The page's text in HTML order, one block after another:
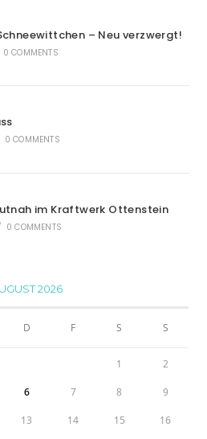
– Neu verzwergt!
0 COMMENTS
0 COMMENTS
im Kraftwerk Ottenstein
0 COMMENTS
2026
D F S S
1 2
6 7 8 9
13 14 15 16